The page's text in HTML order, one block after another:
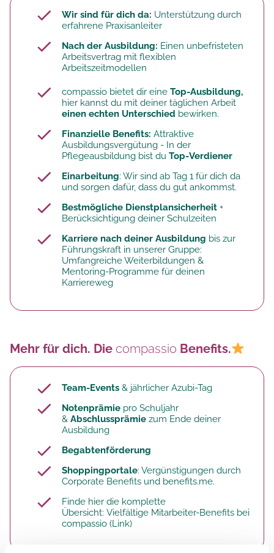
Wir sind für dich da: Unterstützung durch
erfahrene Praxisanleiter
Nach der Ausbildung: Einen unbefristeten
Arbeitsvertrag mit flexiblen
Arbeitszeitmodellen
compassio bietet dir eine Top-Ausbildung,
hier kannst du mit deiner täglichen Arbeit
einen echten Unterschied bewirken.
Finanzielle Benefits: Attraktive
Ausbildungsvergütung - In der
Pflegeausbildung bist du Top-Verdiener
Einarbeitung: Wir sind ab Tag 1 für dich da
und sorgen dafür, dass du gut ankommst.
Bestmögliche Dienstplansicherheit +
Berücksichtigung deiner Schulzeiten
Karriere nach deiner Ausbildung bis zur
Führungskraft in unserer Gruppe:
Umfangreiche Weiterbildungen &
Mentoring-Programme für deinen
Karriereweg
Mehr für dich. Die compassio Benefits.
Team-Events & jährlicher Azubi-Tag
Notenprämie pro Schuljahr
& Abschlussprämie zum Ende deiner
Ausbildung
Begabtenförderung
Shoppingportale: Vergünstigungen durch
Corporate Benefits und benefits.me.
Finde hier die komplette
Übersicht: Vielfältige Mitarbeiter-Benefits bei
compassio (Link)​